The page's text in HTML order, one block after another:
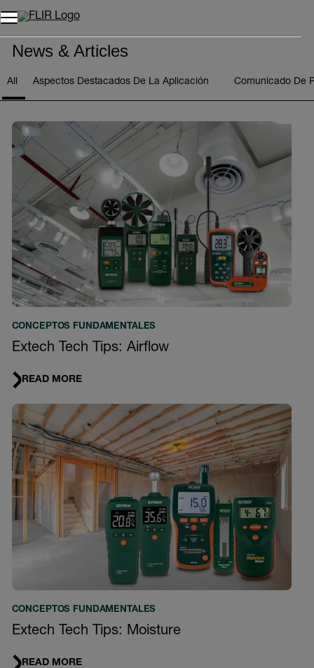
Unread messages
Modelo
Eliminar
artículos
artículo
Añadir al carro
Añadido al carro
News & Articles
All Aspectos Destacados De La Aplicación Comunicado De
CONCEPTOS FUNDAMENTALES
Extech Tech Tips: Airflow
READ MORE
CONCEPTOS FUNDAMENTALES
Extech Tech Tips: Moisture
READ MORE